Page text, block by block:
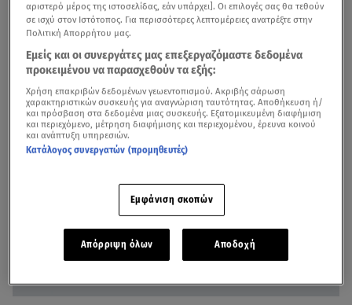
και ολόκληρες κατοικίες (όχι βίλες), αγγίζει ακόμα και το
86% τη δεδομένη στιγμή, ενώ το κόστος για τρεις
διανυκτερεύσεις φτάνει ακόμη και τα 1.242 ευρώ, στην
Ύδρα», σημείωσε στο star.gr ο Θεμιστοκλής Μπάκας,
πρόεδρος του Πανελλαδικού Δικτύου E- Real Estates.
αριστερό μέρος της ιστοσελίδας, εάν υπάρχει]. Οι επιλογές σας θα τεθούν
σε ισχύ στον Ιστότοπος. Για περισσότερες λεπτομέρειες ανατρέξτε στην
Πολιτική Απορρήτου μας.
Εμείς και οι συνεργάτες μας επεξεργαζόμαστε δεδομένα
προκειμένου να παρασχεθούν τα εξής:
Χρήση επακριβών δεδομένων γεωεντοπισμού. Ακριβής σάρωση
χαρακτηριστικών συσκευής για αναγνώριση ταυτότητας. Αποθήκευση ή/
και πρόσβαση στα δεδομένα μιας συσκευής. Εξατομικευμένη διαφήμιση
και περιεχόμενο, μέτρηση διαφήμισης και περιεχομένου, έρευνα κοινού
και ανάπτυξη υπηρεσιών.
Κατάλογος συνεργατών (προμηθευτές)
Εμφάνιση σκοπών
Απόρριψη όλων Αποδοχή